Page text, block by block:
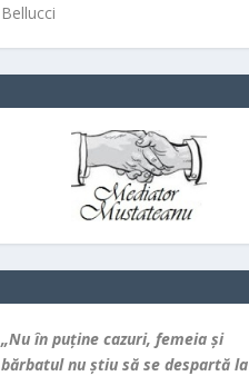
Bellucci
„Nu în puţine cazuri, femeia şi
bărbatul nu ştiu să se despartă la